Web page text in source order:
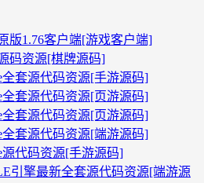
版1.76客户端[游戏客户端]
码资源[棋牌源码]
全套源代码资源[手游源码]
全套源代码资源[页游源码]
全套源代码资源[页游源码]
全套源代码资源[端游源码]
源代码资源[手游源码]
引擎最新全套源代码资源[端游源